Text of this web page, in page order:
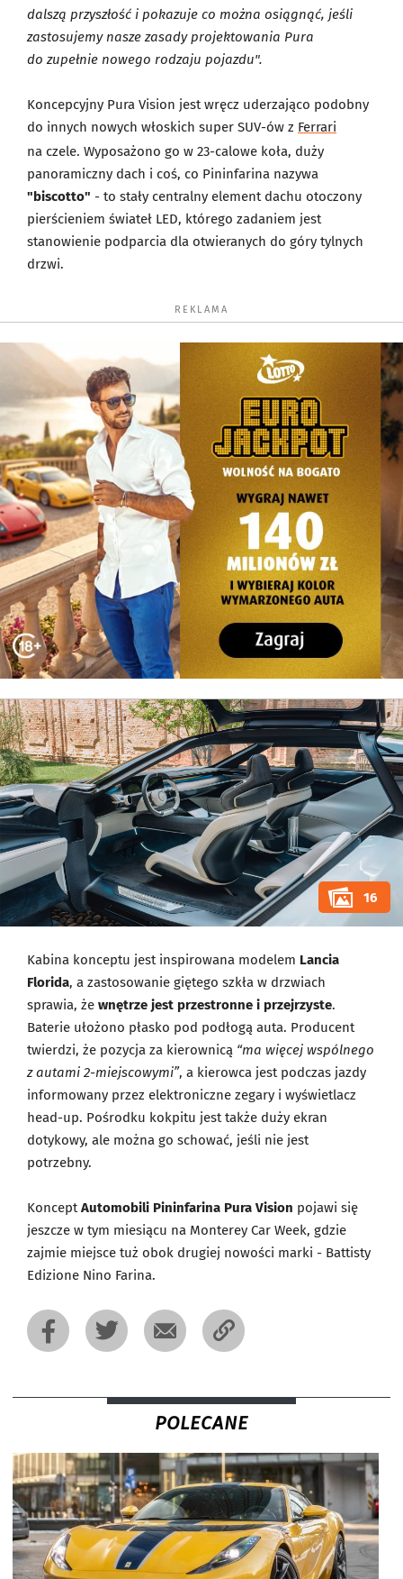
dalszą przyszłość i pokazuje co można osiągnąć, jeśli
zastosujemy nasze zasady projektowania Pura
do zupełnie nowego rodzaju pojazdu".
Koncepcyjny Pura Vision jest wręcz uderzająco podobny
do innych nowych włoskich super SUV-ów z Ferrari
na czele. Wyposażono go w 23-calowe koła, duży
panoramiczny dach i coś, co Pininfarina nazywa
"biscotto" - to stały centralny element dachu otoczony
pierścieniem świateł LED, którego zadaniem jest
stanowienie podparcia dla otwieranych do góry tylnych
drzwi.
REKLAMA
16
Kabina konceptu jest inspirowana modelem Lancia
Florida, a zastosowanie giętego szkła w drzwiach
sprawia, że wnętrze jest przestronne i przejrzyste.
Baterie ułożono płasko pod podłogą auta. Producent
twierdzi, że pozycja za kierownicą “ma więcej wspólnego
z autami 2-miejscowymi”, a kierowca jest podczas jazdy
informowany przez elektroniczne zegary i wyświetlacz
head-up. Pośrodku kokpitu jest także duży ekran
dotykowy, ale można go schować, jeśli nie jest
potrzebny.
KonceptAutomobili Pininfarina Pura Vision pojawi się
jeszcze w tym miesiącu na Monterey Car Week, gdzie
zajmie miejsce tuż obok drugiej nowości marki - Battisty
Edizione Nino Farina.
POLECANE